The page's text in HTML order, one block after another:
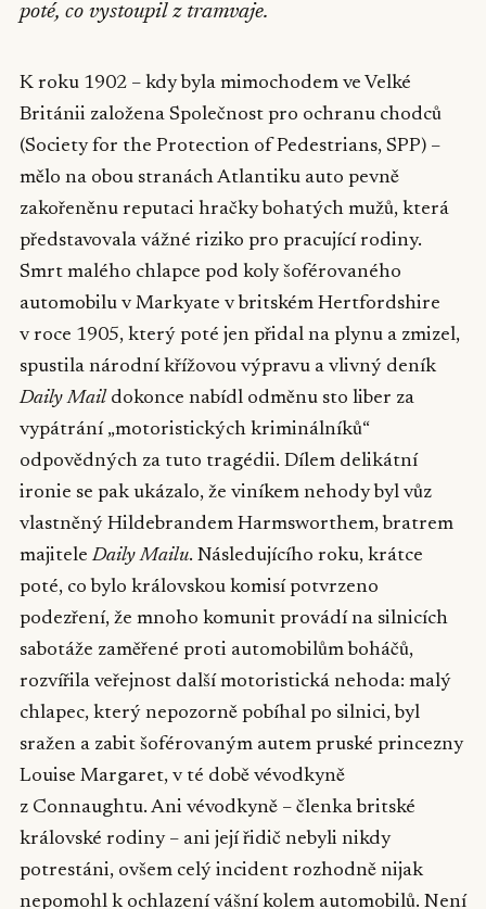
poté, co vystoupil z tramvaje.
K roku 1902 – kdy byla mimochodem ve Velké
Británii založena Společnost pro ochranu chodců
(Society for the Protection of Pedestrians, SPP) –
mělo na obou stranách Atlantiku auto pevně
zakořeněnu reputaci hračky bohatých mužů, která
představovala vážné riziko pro pracující rodiny.
Smrt malého chlapce pod koly šoférovaného
automobilu v Markyate v britském Hertfordshire
v roce 1905, který poté jen přidal na plynu a zmizel,
spustila národní křížovou výpravu a vlivný deník
Daily Mail dokonce nabídl odměnu sto liber za
vypátrání „motoristických kriminálníků“
odpovědných za tuto tragédii. Dílem delikátní
ironie se pak ukázalo, že viníkem nehody byl vůz
vlastněný Hildebrandem Harmsworthem, bratrem
majiteleDaily Mailu. Následujícího roku, krátce
poté, co bylo královskou komisí potvrzeno
podezření, že mnoho komunit provádí na silnicích
sabotáže zaměřené proti automobilům boháčů,
rozvířila veřejnost další motoristická nehoda: malý
chlapec, který nepozorně pobíhal po silnici, byl
sražen a zabit šoférovaným autem pruské princezny
Louise Margaret, v té době vévodkyně
z Connaughtu. Ani vévodkyně – členka britské
královské rodiny – ani její řidič nebyli nikdy
potrestáni, ovšem celý incident rozhodně nijak
nepomohl k ochlazení vášní kolem automobilů. Není